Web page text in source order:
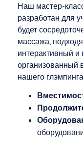
Наш мастер-
разработан для
будет
массажа,
интерактивный и
организованный
нашего